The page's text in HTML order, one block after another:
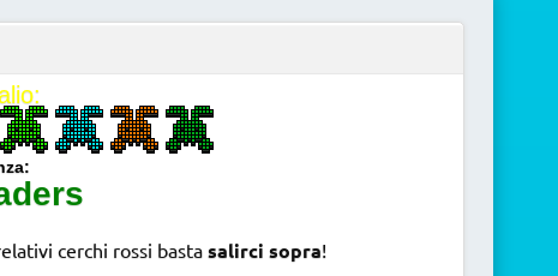
cerchi rossi bastasalirci sopra!